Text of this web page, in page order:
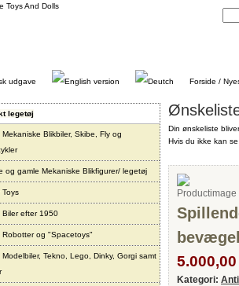
Forside /
legetøj
Mekaniske Blikbiler, Skibe, Fly og
og gamle Mekaniske Blikfigurer/ legetøj
Toys
Biler efter 1950
Robotter og "Spacetoys"
Modelbiler, Tekno, Lego, Dinky, Gorgi samt
Din ønskeliste
Hvis du ikke kan
Kategori: